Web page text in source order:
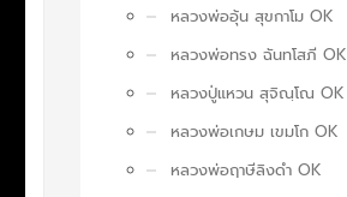
หลวงพ่ออุ้น สุขกาโม OK
หลวงพ่อทรง ฉันทโสภี OK
หลวงปู่แหวน สุจิณฺโณ OK
หลวงพ่อเกษม เขมโก OK
หลวงพ่อฤาษีลิงดำ OK